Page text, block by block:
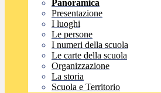
Panoramica
Presentazione
I luoghi
Le persone
I numeri della scuola
Le carte della scuola
Organizzazione
La storia
Scuola e Territorio